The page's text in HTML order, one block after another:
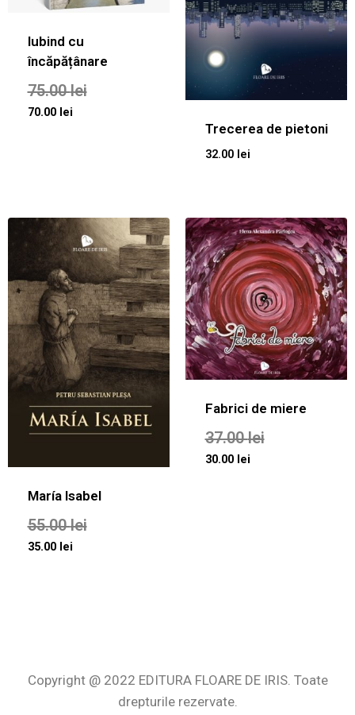
Iubind cu
încăpățânare
75.00lei
70.00 lei
Trecerea de pietoni
32.00 lei
María Isabel
55.00lei
35.00 lei
Fabrici de miere
37.00lei
30.00 lei
Copyright @ 2022 EDITURA FLOARE DE IRIS. Toate
drepturile rezervate.